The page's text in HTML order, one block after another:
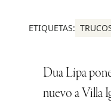
ETIQUETAS:
Dua Lipa
nuevo a Villa